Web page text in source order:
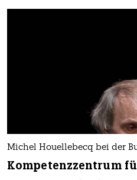
Michel Houellebecq bei der
Kompetenzzentrum